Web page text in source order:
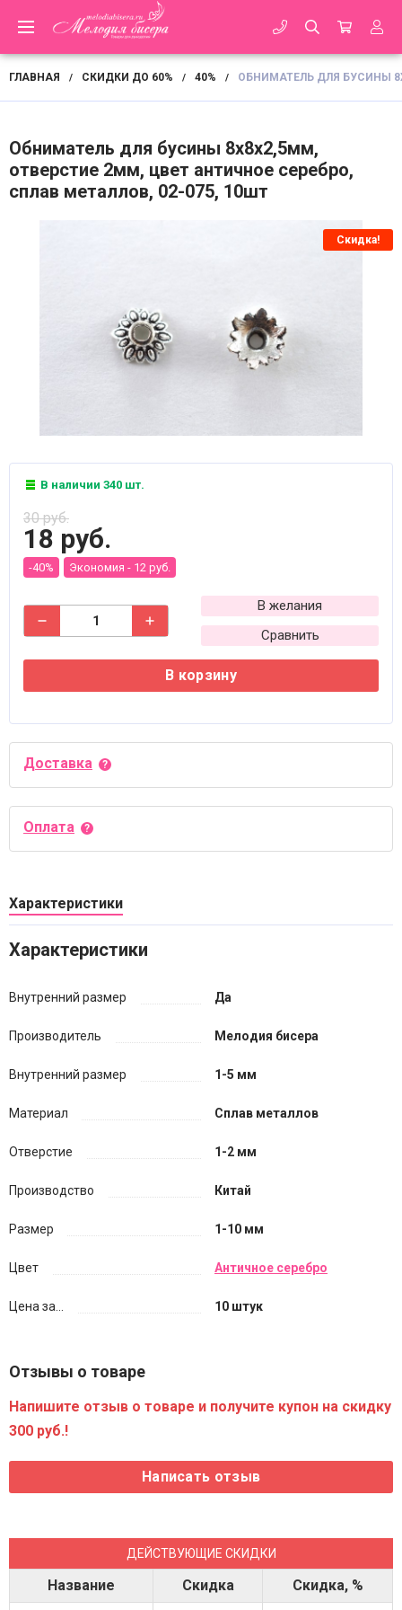
ГЛАВНАЯ / СКИДКИ ДО 60% / 40% / ОБНИМАТЕЛЬ ДЛЯ БУСИНЫ
Обниматель для бусины 8х8х2,5мм,
отверстие 2мм, цвет античное серебро,
сплав металлов, 02-075, 10шт
Скидка!
В наличии 340 шт.
30 руб.
18 руб.
-40% Экономия - 12 руб.
В желания
Сравнить
В корзину
Доставка
Оплата
Характеристики
Характеристики
Внутренний размер Да
Производитель Мелодия бисера
Внутренний размер 1-5 мм
Материал Сплав металлов
Отверстие 1-2 мм
Производство Китай
Размер 1-10 мм
Цвет Античное серебро
Цена за... 10 штук
Отзывы о товаре
Напишите отзыв о товаре и получите купон на скидку
300 руб.!
ДЕЙСТВУЮЩИЕ СКИДКИ
Название Скидка Скидка, %